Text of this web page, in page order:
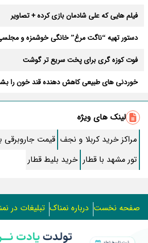
فیلم هایی که علی شادمان بازی کرده + تصاویر
دستور تهیه “ناگت مرغ” خانگی خوشمزه و
فوت کوزه گری برای پخت سریع تر گوشت
خوردنی های طبیعی کاهش دهنده قند خون را
طرز تهیه “پیتزا تابه ای” خانگی و خوشمزه بدون
خبر مهم وزیر کار درباره یارانه جاماندگان
زیباترین جاهای دیدنی و جاذبه های گردشگری شهر
فرمول ساخت مایع حباب ساز خانگی ساده و رنگی
طرز تهیه دو نوع “خمیر پیتزا” خانگی حرفه ای
طرز تهیه ته دیگ ماست و تخم مرغی پرطرفدار و
چرا یخچال سرد نمی‌کند ولی فریزر سرد است؟ 7 علت
لینک های ویژه
مراکز خرید کربلا و نجف قیمت
تور مشهد با قطار خرید بلیط قطار
صفحه نخست درباره نمناک تبلیغات در
استفاده از مطالب اختصاصی سایت نمناک